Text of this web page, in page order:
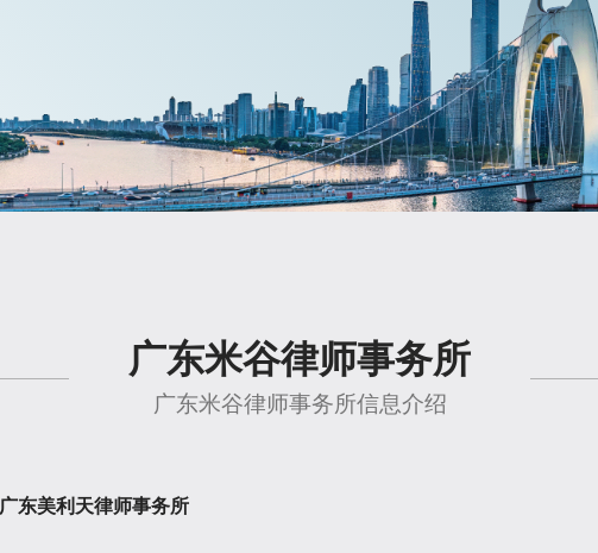
广东米谷律师事务所
广东米谷律师事务所信息介绍
广东美利天律师事务所